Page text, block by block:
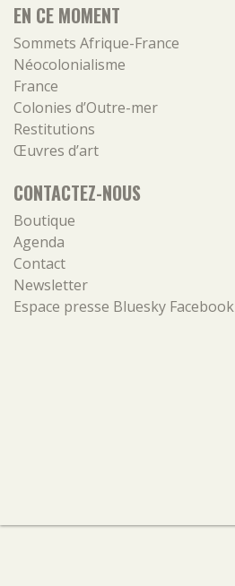
EN CE MOMENT
Sommets Afrique-France
Néocolonialisme
France
Colonies d’Outre-mer
Restitutions
Œuvres d’art
CONTACTEZ-NOUS
Boutique
Agenda
Contact
Newsletter
Espace presse Bluesky Facebook